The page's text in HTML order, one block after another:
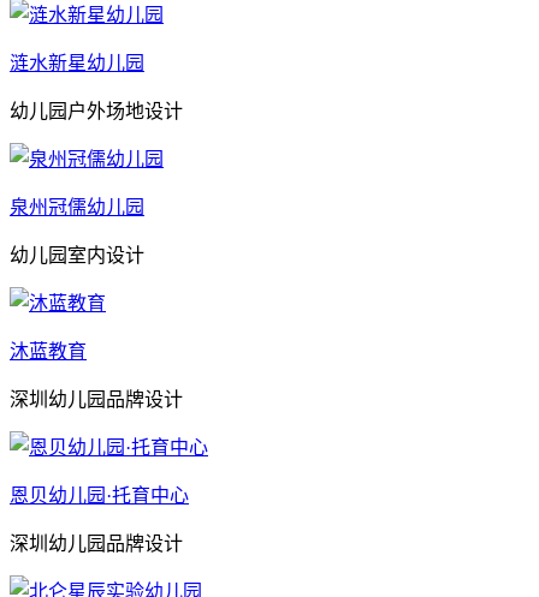
涟水新星幼儿园
幼儿园户外场地设计
泉州冠儒幼儿园
幼儿园室内设计
沐蓝教育
深圳幼儿园品牌设计
恩贝幼儿园·托育中心
深圳幼儿园品牌设计